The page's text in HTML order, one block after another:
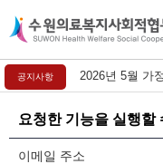
공지사항 2026년 5월 가
요청한 기능을 실행할
이메일 주소